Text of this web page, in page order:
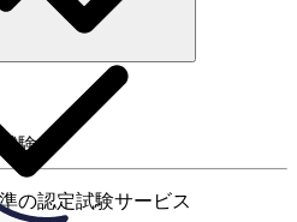
験
の認定試験サービス